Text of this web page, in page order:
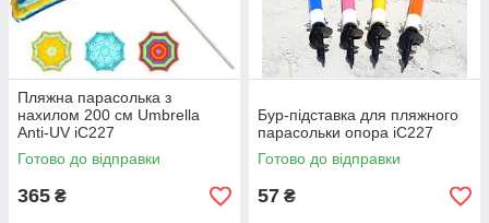
Пляжна парасолька з
нахилом 200 см Umbrella
Anti-UV iC227
Готово до відправки
365 ₴
Бур-підставка для пляжного
парасольки опора iC227
Готово до відправки
57 ₴